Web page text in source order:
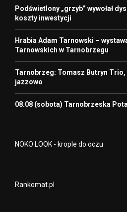
Podświetlony „grzyb” wywołał
koszty inwestycji
Hrabia Adam Tarnowski –
Tarnowskich w Tarnobrzegu
Tarnobrzeg: Tomasz Butryn
jazzowo
08.08 (sobota) Tarnobrzeska
NOKO LOOK - krople do oczu
Rankomat.pl